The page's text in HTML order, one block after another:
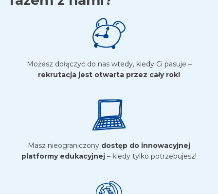
Możesz dołączyć do nas wtedy, kiedy Ci pasuje –
rekrutacja jest otwarta przez cały rok!
Masz nieograniczony dostęp do innowacyjnej
platformy edukacyjnej – kiedy tylko potrzebujesz!